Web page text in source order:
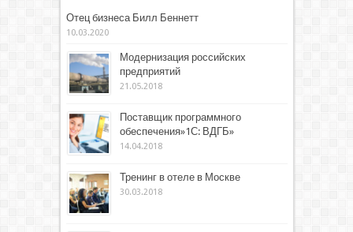
Отец бизнеса Билл Беннетт
10.03.2020
Модернизация российских
предприятий
21.05.2018
Поставщик программного
обеспечения»1С: ВДГБ»
14.04.2018
Тренинг в отеле в Москве
30.03.2018